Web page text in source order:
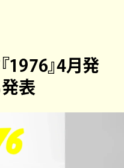
1976』4月発
発表